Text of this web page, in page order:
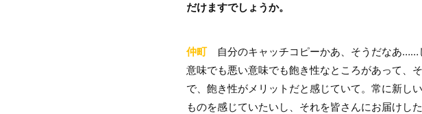
だけますでしょうか。
仲町自分のキャッチコピーかあ、そうだなあ……
意味でも悪い意味でも飽き性なところがあって、
で、飽き性がメリットだと感じていて。常に新し
ものを感じていたいし、それを皆さんにお届けし